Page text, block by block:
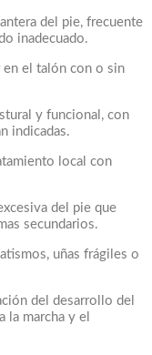
del pie, frecuente
inadecuado.
en el talón con o sin
y funcional, con
indicadas.
local con
del pie que
secundarios.
uñas frágiles o
del desarrollo del
la marcha y el